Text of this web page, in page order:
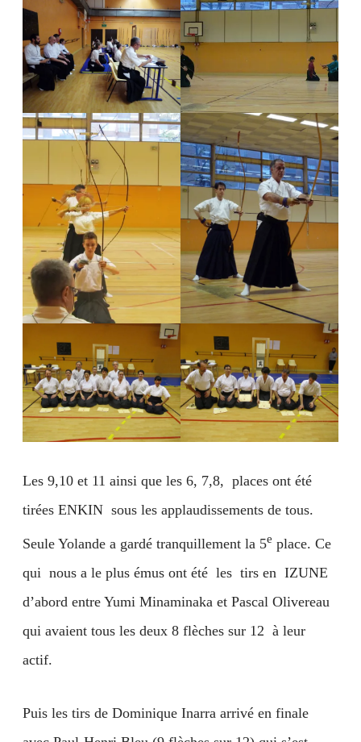
Les 9,10 et 11 ainsi que les 6, 7,8, places ont été
tirées ENKIN sous les applaudissements de tous.
Seule Yolande a gardé tranquillement la 5e place. Ce
qui nous a le plus émus ont été les tirs en IZUNE
d’abord entre Yumi Minaminaka et Pascal Olivereau
qui avaient tous les deux 8 flèches sur 12 à leur
actif.
Puis les tirs de Dominique Inarra arrivé en finale